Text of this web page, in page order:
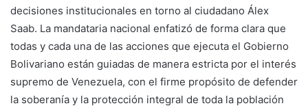
decisiones institucionales en torno al ciudadano Álex
Saab. La mandataria nacional enfatizó de forma clara que
todas y cada una de las acciones que ejecuta el Gobierno
Bolivariano están guiadas de manera estricta por el interés
supremo de Venezuela, con el firme propósito de defender
la soberanía y la protección integral de toda la población